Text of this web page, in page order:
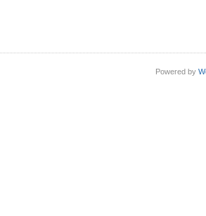
Powered by